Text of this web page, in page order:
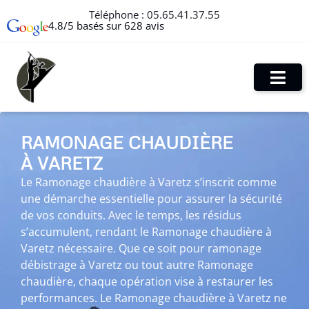
Téléphone : 05.65.41.37.55
4.8/5 basés sur 628 avis
RAMONAGE CHAUDIÈRE
À VARETZ
Le Ramonage chaudière à Varetz s’inscrit comme
une démarche essentielle pour assurer la sécurité
de vos conduits. Avec le temps, les résidus
s’accumulent, rendant le Ramonage chaudière à
Varetz nécessaire. Que ce soit pour ramonage
débistrage à Varetz ou tout autre Ramonage
chaudière, chaque opération vise à restaurer les
performances. Le Ramonage chaudière à Varetz ne